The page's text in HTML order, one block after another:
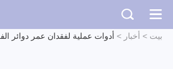
بيت > أخبار >